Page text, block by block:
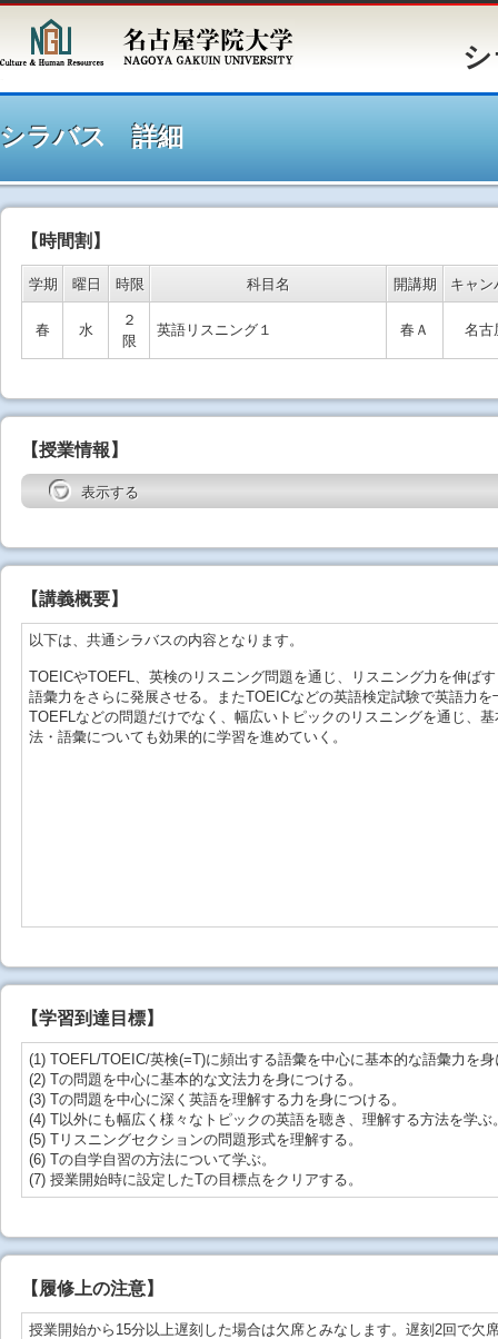
シラバ
シラバス 詳細
【時間割】
学期 曜日 時限 科目名 開講期 キャン
春 水
２
限
英語リスニング１ 春Ａ 名古
【授業情報】
表示する
【講義概要】
以下は、共通シラバスの内容となります。
TOEICやTOEFL、英検のリスニング問題を通じ、リスニング力を伸ば
語彙力をさらに発展させる。またTOEICなどの英語検定試験で英語力
TOEFLなどの問題だけでなく、幅広いトピックのリスニングを通じ、
法・語彙についても効果的に学習を進めていく。
【学習到達目標】
(1) TOEFL/TOEIC/英検(=T)に頻出する語彙を中心に基本的な語彙力を
(2) Tの問題を中心に基本的な文法力を身につける。
(3) Tの問題を中心に深く英語を理解する力を身につける。
(4) T以外にも幅広く様々なトピックの英語を聴き、理解する方法を学ぶ
(5) Tリスニングセクションの問題形式を理解する。
(6) Tの自学自習の方法について学ぶ。
(7) 授業開始時に設定したTの目標点をクリアする。
【 履修上の注意】
授業開始から15分以上遅刻した場合は欠席とみなします。遅刻2回で欠